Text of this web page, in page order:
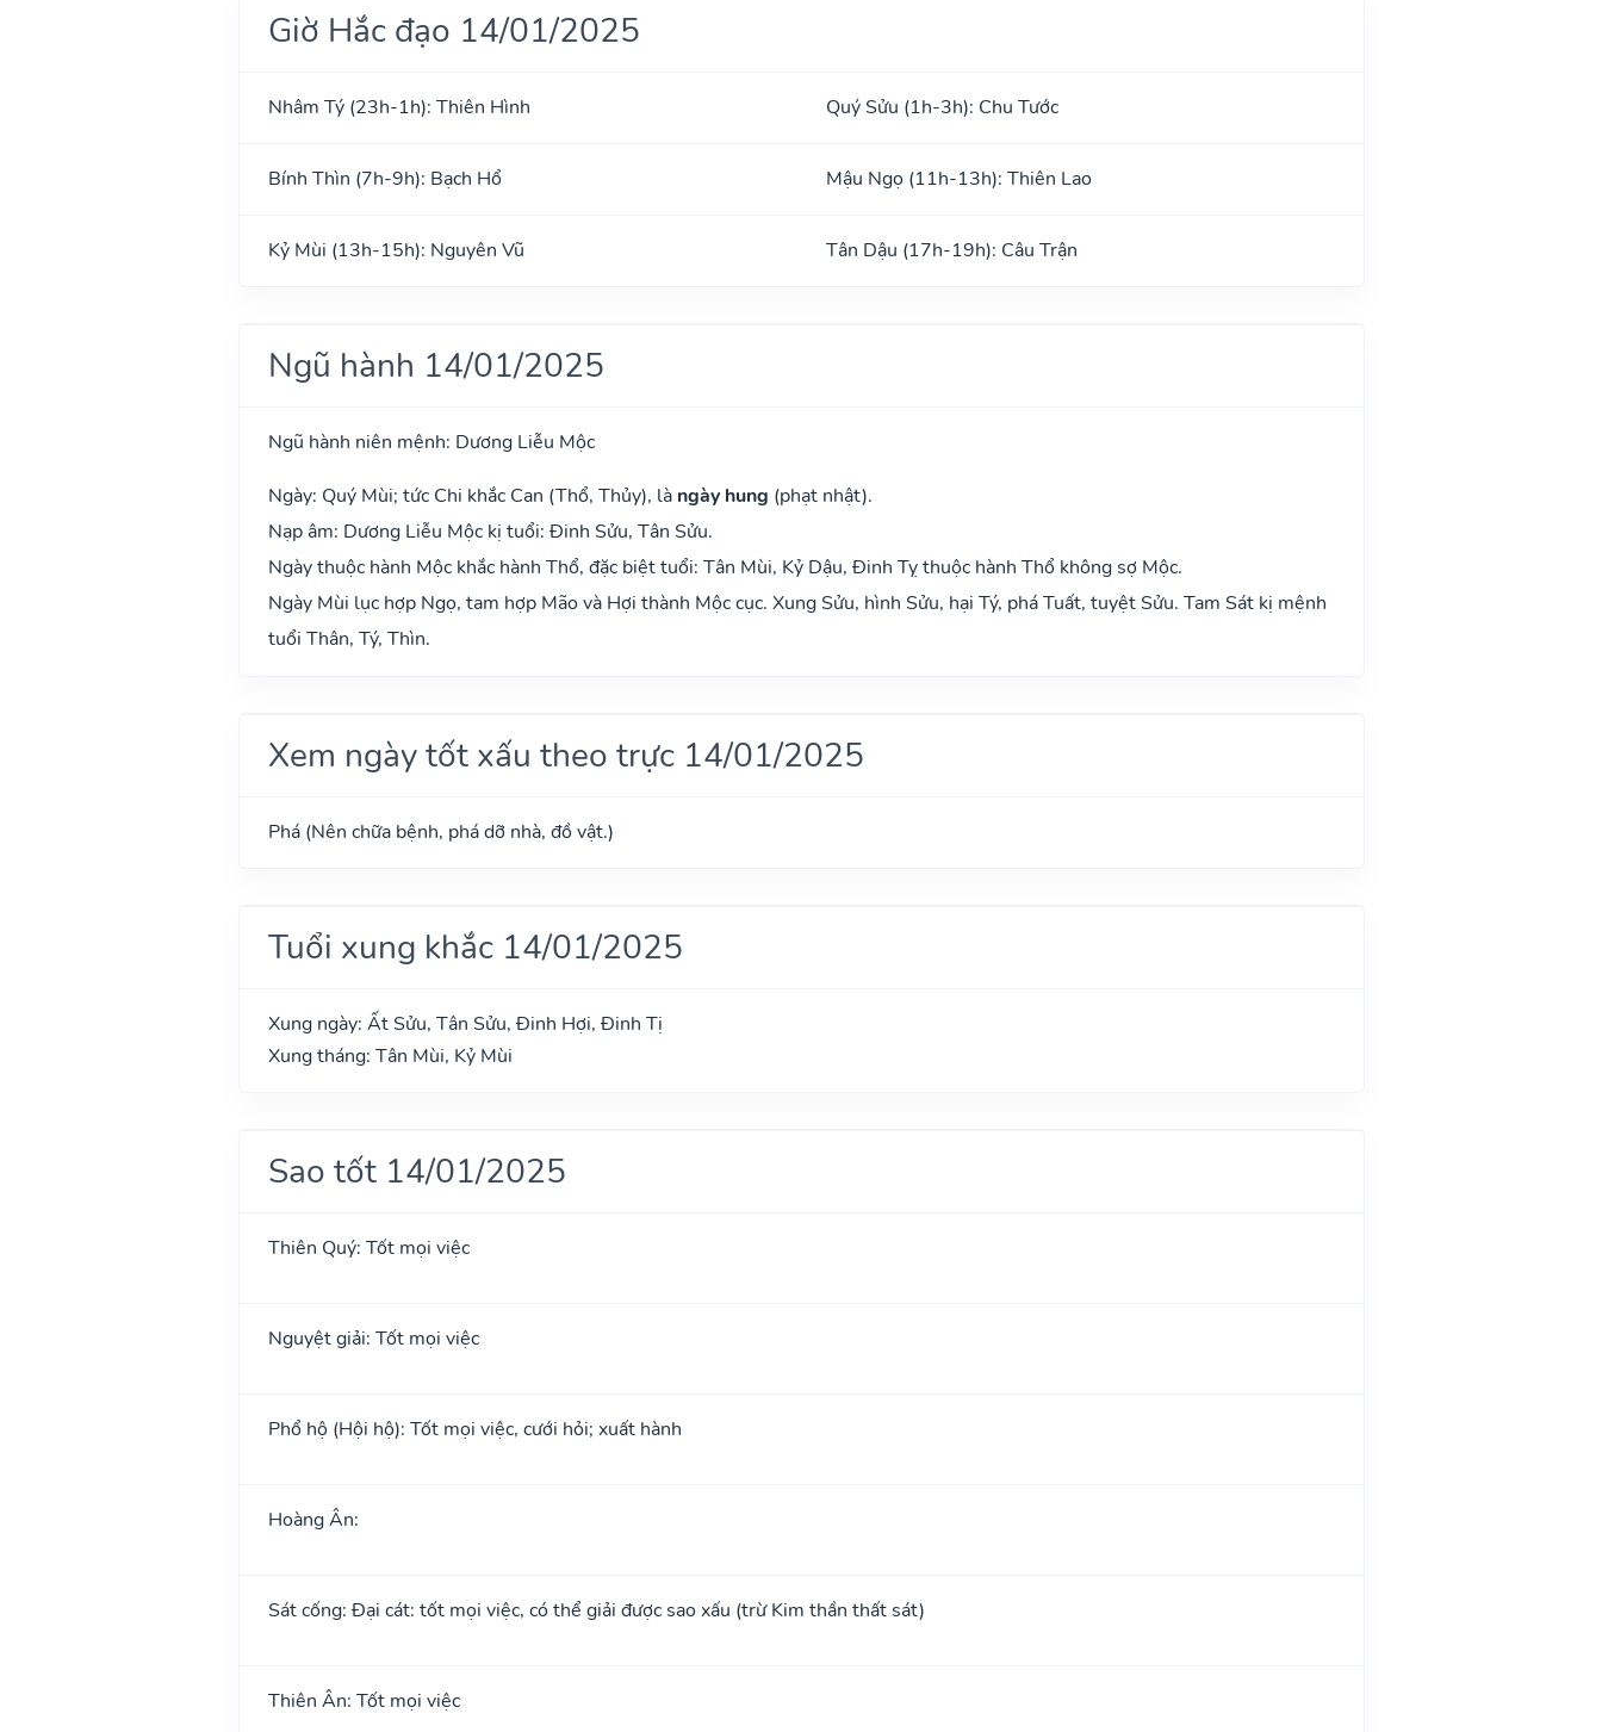
Giờ Hắc đạo 14/01/2025
Nhâm Tý (23h-1h): Thiên Hình Quý Sửu (1h-3h): Chu Tước
Bính Thìn (7h-9h): Bạch Hổ Mậu Ngọ (11h-13h): Thiên Lao
Kỷ Mùi (13h-15h): Nguyên Vũ Tân Dậu (17h-19h): Câu Trận
Ngũ hành 14/01/2025
Ngũ hành niên mệnh: Dương Liễu Mộc
Ngày: Quý Mùi; tức Chi khắc Can (Thổ, Thủy), là ngày hung (phạt nhật).
Nạp âm: Dương Liễu Mộc kị tuổi: Đinh Sửu, Tân Sửu.
Ngày thuộc hành Mộc khắc hành Thổ, đặc biệt tuổi: Tân Mùi, Kỷ Dậu, Đinh Tỵ thuộc hành Thổ không sợ Mộc.
Ngày Mùi lục hợp Ngọ, tam hợp Mão và Hợi thành Mộc cục. Xung Sửu, hình Sửu, hại Tý, phá Tuất, tuyệt Sửu. Tam Sát kị mệnh
tuổi Thân, Tý, Thìn.
Xem ngày tốt xấu theo trực 14/01/2025
Phá (Nên chữa bệnh, phá dỡ nhà, đồ vật.)
Tuổi xung khắc 14/01/2025
Xung ngày: Ất Sửu, Tân Sửu, Đinh Hợi, Đinh Tị
Xung tháng: Tân Mùi, Kỷ Mùi
Sao tốt 14/01/2025
Thiên Quý: Tốt mọi việc
Nguyệt giải: Tốt mọi việc
Phổ hộ (Hội hộ): Tốt mọi việc, cưới hỏi; xuất hành
Hoàng Ân:
Sát cống: Đại cát: tốt mọi việc, có thể giải được sao xấu (trừ Kim thần thất sát)
Thiên Ân: Tốt mọi việc